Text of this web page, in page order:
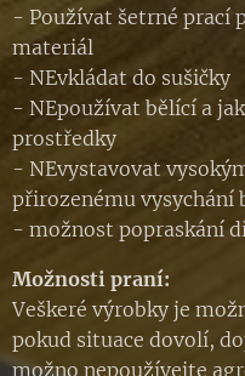
- Používat šetrné prací
materiál
- NEvkládat do sušičky
- NEpoužívat bělící a
prostředky
- NEvystavovat
přirozenému vysychání
- možnost popraskání
Možnosti praní:
Veškeré výrobky je
pokud situace dovolí,
možno nepoužívejte